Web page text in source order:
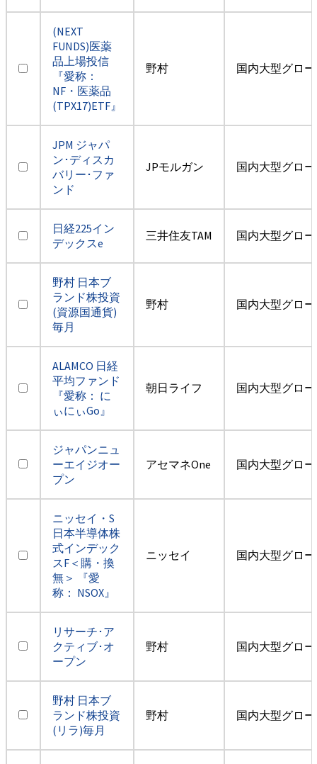
(NEXT
FUNDS)医薬
品上場投信
『愛称：
NF・医薬品
(TPX17)ETF』
野村 国内大型グロ
JPM ジャパ
ン･ディスカ
バリー･ファ
ンド
JPモルガン 国内大型グロ
日経225イン
デックスe
三井住友TAM 国内大型グロ
野村 日本ブ
ランド株投資
(資源国通貨)
毎月
野村 国内大型グロ
ALAMCO 日経
平均ファンド
『愛称： に
ぃにぃGo』
朝日ライフ 国内大型グロ
ジャパンニュ
ーエイジオー
プン
アセマネOne 国内大型グロ
ニッセイ・S
日本半導体株
式インデック
スF＜購・換
無＞ 『愛
称： NSOX』
ニッセイ 国内大型グロ
リサーチ･ア
クティブ･オ
ープン
野村 国内大型グロ
野村 日本ブ
ランド株投資
(リラ)毎月
野村 国内大型グロ